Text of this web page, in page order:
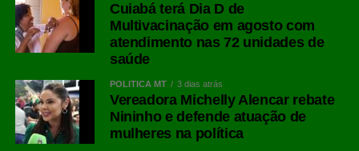
Cuiabá terá Dia D de
Multivacinação em agosto com
atendimento nas 72 unidades de
saúde
POLÍTICA MT 3 dias atrás
Vereadora Michelly Alencar rebate
Nininho e defende atuação de
mulheres na política